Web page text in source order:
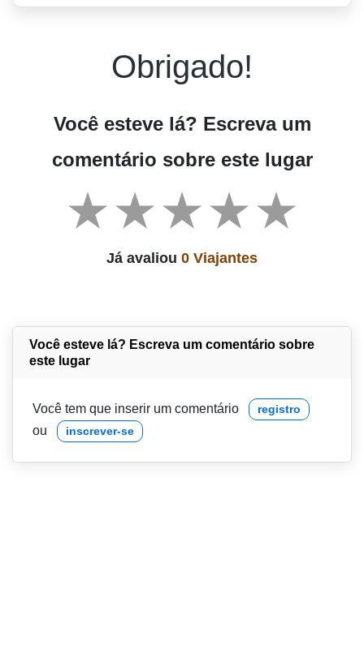
Obrigado!
Você esteve lá? Escreva um
comentário sobre este lugar
Já avaliou 0 Viajantes
Você esteve lá? Escreva um comentário sobre
este lugar
Você tem que inserir um comentário registro
ou inscrever-se